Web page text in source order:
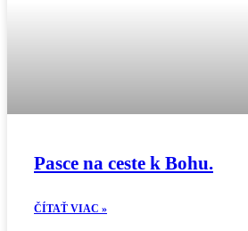
Pasce na ceste k Bohu.
ČÍTAŤ VIAC »